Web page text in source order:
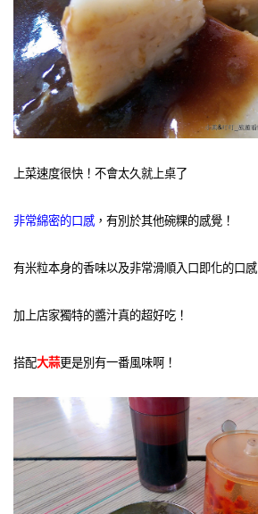
上菜速度很快！不會太久就上桌了
非常綿密的口感 ，有別於其他碗粿的感覺！
有米粒本身的香味以及非常滑順入口即化的口感
加上店家獨特的醬汁真的超好吃！
搭配大蒜更是別有一番風味啊！